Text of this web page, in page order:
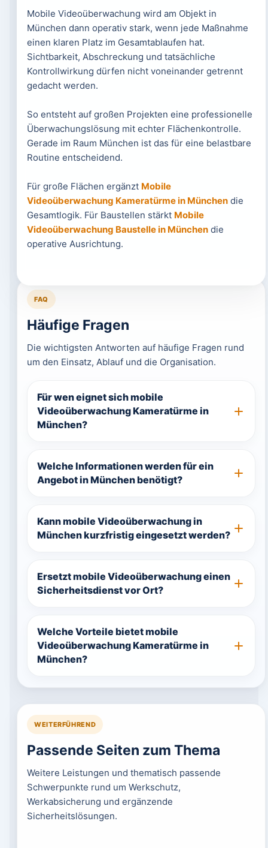
Mobile Videoüberwachung wird am Objekt in
München dann operativ stark, wenn jede Maßnahme
einen klaren Platz im Gesamtablaufen hat.
Sichtbarkeit, Abschreckung und tatsächliche
Kontrollwirkung dürfen nicht voneinander getrennt
gedacht werden.
So entsteht auf großen Projekten eine professionelle
Überwachungslösung mit echter Flächenkontrolle.
Gerade im Raum München ist das für eine belastbare
Routine entscheidend.
Für große Flächen ergänzt Mobile
Videoüberwachung Kameratürme in Münchendie
Gesamtlogik. Für Baustellen stärkt Mobile
Videoüberwachung Baustelle in Münchendie
operative Ausrichtung.
FAQ
Häufige Fragen
Die wichtigsten Antworten auf häufige Fragen rund
um den Einsatz, Ablauf und die Organisation.
Für wen eignet sich mobile
Videoüberwachung Kameratürme in
München?
Welche Informationen werden für ein
Angebot in München benötigt?
Kann mobile Videoüberwachung in
München kurzfristig eingesetzt werden?
Ersetzt mobile Videoüberwachung einen
Sicherheitsdienst vor Ort?
Welche Vorteile bietet mobile
Videoüberwachung Kameratürme in
München?
WEITERFÜHREND
Passende Seiten zum Thema
Weitere Leistungen und thematisch passende
Schwerpunkte rund um Werkschutz,
Werkabsicherung und ergänzende
Sicherheitslösungen.